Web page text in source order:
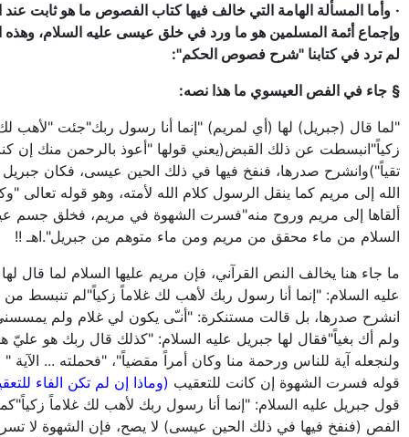
· وأما المسألة الهامة التي خالف فيها كتاب الفصوص ما هو ثابت عند
وإجماع أئمة المسلمين هو ما ورد في خلق عيسى عليه السلام، وهذه
لم ترد في كتابنا "شرح فصوص الحكم":
§ جاء في الفص العيسوي ما هذا نصه:
"لما قال (جبريل) لها (أي لمريم) "إنما أنا رسول ربك"جئت "لأهب
زكياً"انبسطت عن ذلك القبض(يعني قولها "أعوذ بالرحمن منك إن
تقياً")وانشرح صدرها، فنفخ فيها في ذلك الحين عيسى، فكان جبريل
الله إلى مريم كما ينقل الرسول كلام الله لأمته، وهو قوله تعالى
ألقاها إلى مريم وروح منه"فسرت الشهوة في مريم، فخلق جسم
السلام من ماء محقق من مريم ومن ماء متوهم من جبريل".اهـ !!
ما جاء هنا يخالف النص القرآني، فإن مريم عليها السلام لما قال
عليه السلام: "إنما أنا رسول ربك لأهب لك غلاماً زكياً"لم تنبسط من
انشرح صدرها، بل قالت مستنكرة: "أنـّى يكون لي غلام ولم
ولم أك بغياً"فقال لها جبريل عليه السلام: "كذلك قال ربك هو عليّ
ولنجعله آية للناس ورحمة منا وكان أمراً مقضياً"، "فحملته ... الآية
قوله فسرت الشهوة إن كانت للتعقيب (وماذا إن لم تكن الفاء
قول جبريل عليه السلام: "إنما أنا رسول ربك لأهب لك غلاماً
الفص (فنفخ فيها في ذلك الحين عيسى) لا يصح، فإن الشهوة لا